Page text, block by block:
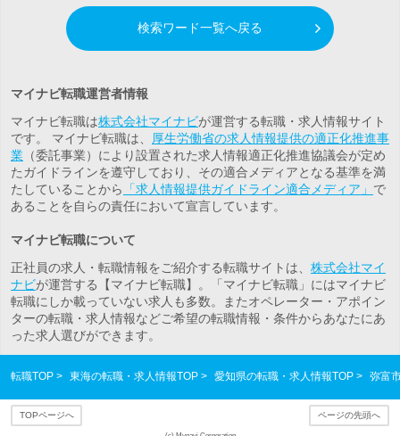
検索ワード一覧へ戻る
マイナビ転職運営者情報
マイナビ転職は株式会社マイナビが運営する転職・求人情報サイト
です。 マイナビ転職は、
厚生労働省の求人情報提供の適正化推進事
業 （委託事業）により設置された求人情報適正化推進協議会が定め
たガイドラインを遵守しており、その適合メディアとなる基準を満
たしていることから
「求人情報提供ガイドライン適合メディア」 で
あることを自らの責任において宣言しています。
マイナビ転職について
正社員の求人・転職情報をご紹介する転職サイトは、 株式会社マイ
ナビが運営する【マイナビ転職】。「マイナビ転職」にはマイナビ
転職にしか載っていない求人も多数。またオペレーター・アポイン
ターの転職・求人情報などご希望の転職情報・条件からあなたにあ
った求人選びができます。
転職TOP 東海の転職・求人情報TOP 愛知県の転職・求人情報TOP 弥富
TOPページへ ページの先頭へ